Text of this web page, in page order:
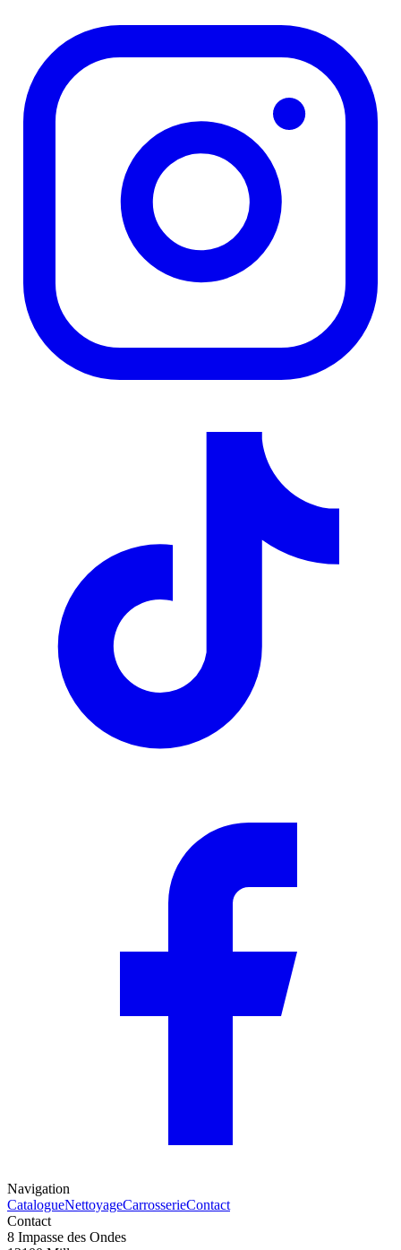
Navigation
CatalogueNettoyageCarrosserieContact
Contact
8 Impasse des Ondes